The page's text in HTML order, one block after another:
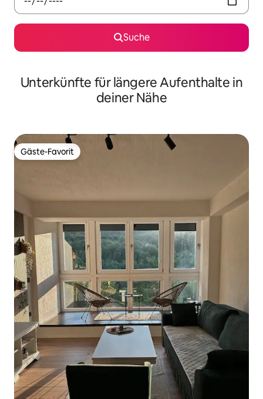
Suche
Unterkünfte für längere Aufenthalte in
deiner Nähe
Gäste-Favorit
Gäste-Favorit